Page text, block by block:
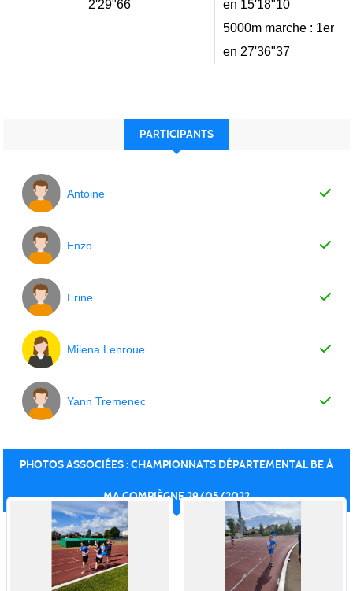
en 15'18"10
2'29"66
5000m marche : 1er
en 27'36"37
PARTICIPANTS
Antoine
Enzo
Erine
Milena Lenroue
Yann Tremenec
PHOTOS ASSOCIÉES : CHAMPIONNATS DÉPARTEMENTAL BE À
MA COMPIÈGNE 29/05/2022